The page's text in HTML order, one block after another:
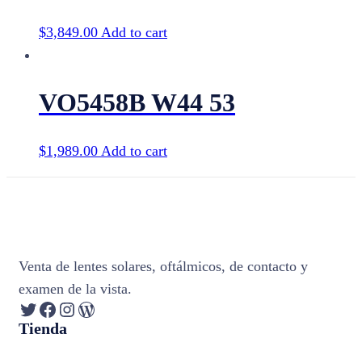
$3,849.00 Add to cart
VO5458B W44 53
$1,989.00 Add to cart
Venta de lentes solares, oftálmicos, de contacto y
examen de la vista.
Twitter Facebook Instagram WordPress
Tienda